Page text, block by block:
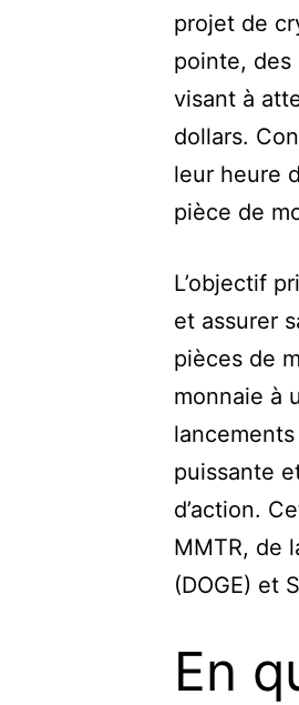
projet de
pointe, des
visant à
dollars.
leur heure
pièce de
L’objectif
et assurer
pièces de
monnaie à
puissante
d’action.
MMTR, de
(DOGE) et
En